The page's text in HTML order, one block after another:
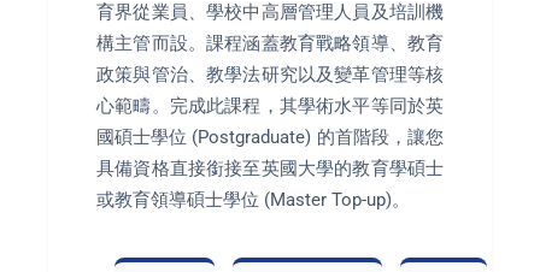
育界從業員、學校中高層管理人員及培訓機
構主管而設。課程涵蓋教育戰略領導、教育
政策與管治、教學法研究以及變革管理等核
心範疇。完成此課程，其學術水平等同於英
國碩士學位 (Postgraduate) 的首階段，讓您
具備資格直接銜接至英國大學的教育學碩士
或教育領導碩士學位 (Master Top-up)。